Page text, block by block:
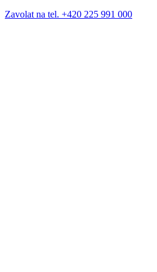
Zavolat na tel. +420 225 991 000